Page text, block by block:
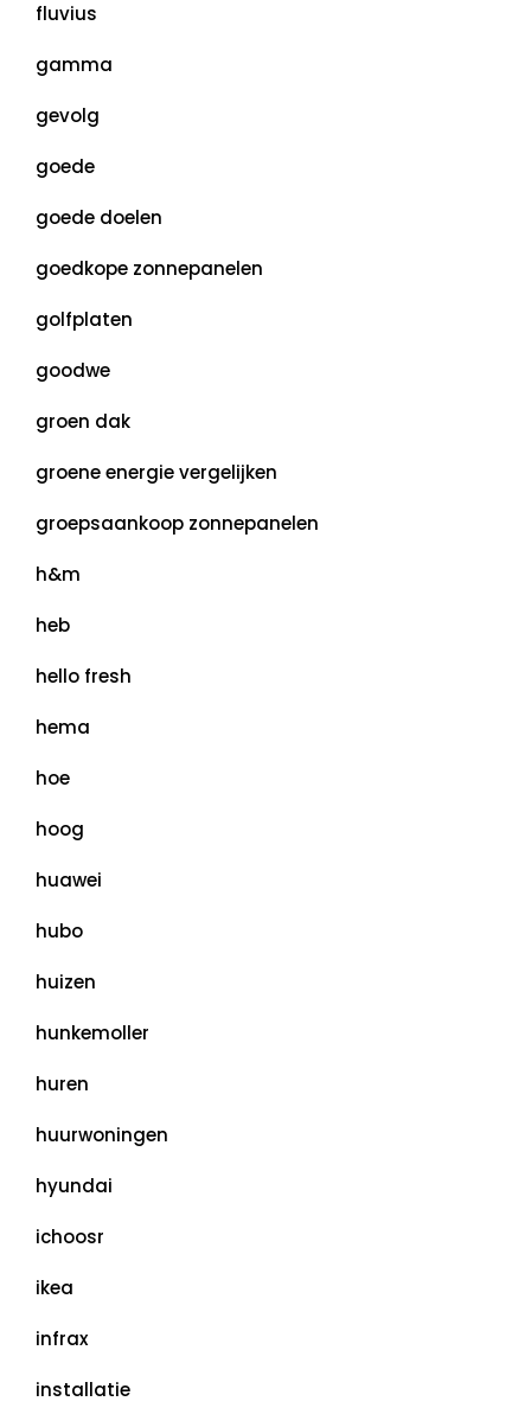
fluvius
gamma
gevolg
goede
goede doelen
goedkope zonnepanelen
golfplaten
goodwe
groen dak
groene energie vergelijken
groepsaankoop zonnepanelen
h&m
heb
hello fresh
hema
hoe
hoog
huawei
hubo
huizen
hunkemoller
huren
huurwoningen
hyundai
ichoosr
ikea
infrax
installatie